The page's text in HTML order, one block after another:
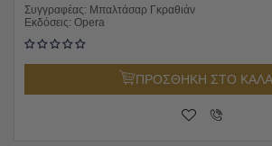
Συγγραφέας: Μπαλτάσαρ Γκραθιάν
Εκδόσεις: Opera
ΠΡΟΣΘΗΚΗ ΣΤΟ